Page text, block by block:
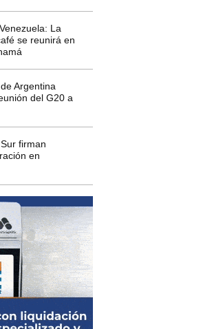
La
se reunirá en
Argentina
del G20 a
firman
en